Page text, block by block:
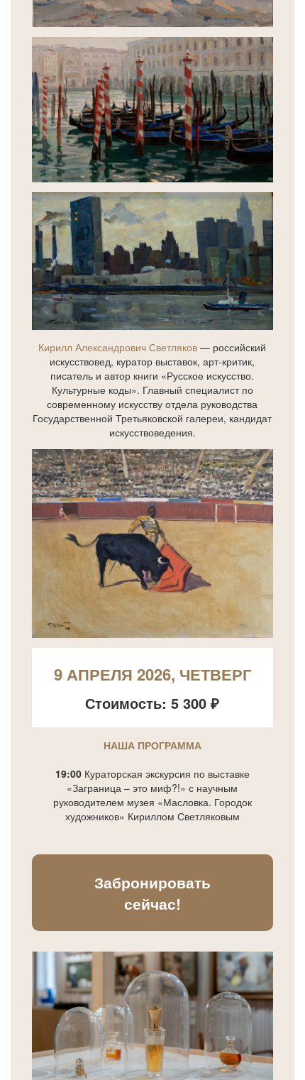
Кирилл Александрович Светляков — российский
искусствовед, куратор выставок, арт-критик,
писатель и автор книги «Русское искусство.
Культурные коды». Главный специалист по
современному искусству отдела руководства
Государственной Третьяковской галереи, кандидат
искусствоведения.
9 АПРЕЛЯ 2026, ЧЕТВЕРГ
Стоимость: 5 300 ₽
НАША ПРОГРАММА
19:00 Кураторская экскурсия по выставке
«Заграница – это миф?!» с научным
руководителем музея «Масловка. Городок
художников» Кириллом Светляковым
Забронировать
сейчас!